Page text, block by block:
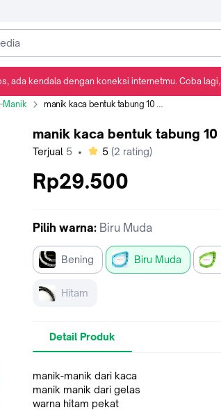
Manik manik kaca bentuk tabung 10 mm - Biru Muda
manik kaca bentuk tabung 10
Terjual 5 • bintang
5 (2 rating)
Rp29.500
Pilih warna: Biru Muda
Bening Biru Muda
Hitam
Detail Produk
manik-manik dari kaca
manik manik dari gelas
warna hitam pekat
ada kendala dengan koneksi internetmu. Coba lagi,